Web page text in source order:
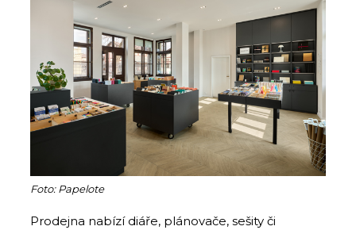
Foto: Papelote
Prodejna nabízí diáře, plánovače, sešity či